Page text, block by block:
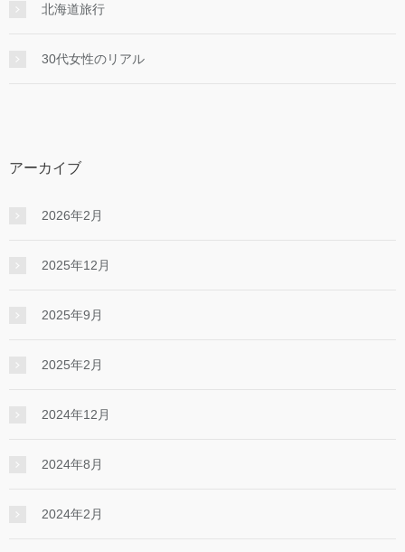
北海道旅行
30代女性のリアル
アーカイブ
2026年2月
2025年12月
2025年9月
2025年2月
2024年12月
2024年8月
2024年2月